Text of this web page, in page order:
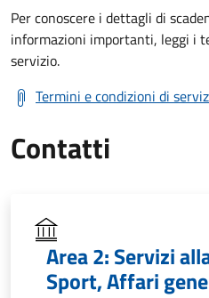
Per conoscere i dettagli di
informazioni importanti, leggi i
servizio.
Termini e condizioni di
Contatti
Area 2: Servizi
Sport, Affari